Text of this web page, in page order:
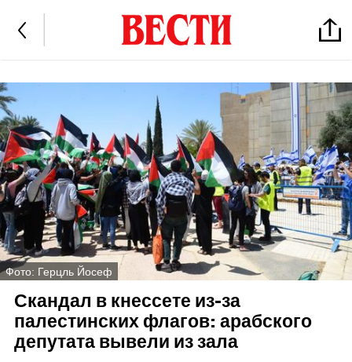
Фото: Герцль Йосеф
Скандал в кнессете из-за
палестинских флагов: арабского
депутата вывели из зала